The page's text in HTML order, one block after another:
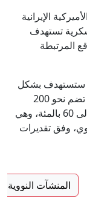
الإيرانية
تستهدف
المرتبطة
ستستهدف بشكل
أساسي منشأة أصفهان النووية، التي يُعتقد أنها تضم نحو 200
كيلوغرام من اليورانيوم المخصب بنسبة تصل إلى 60 بالمئة، وهي
سلاح نووي، وفق تقديرات
المنشآت النووية